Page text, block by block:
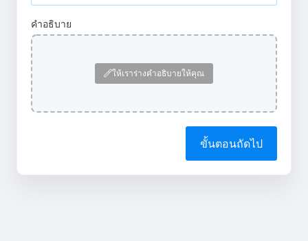
คำอธิบาย
ให้เราร่างคำอธิบายให้คุณ
ขั้นตอนถัดไป